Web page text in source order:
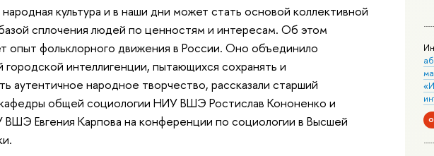
культура и в наши дни может стать основой коллективной
сплочения людей по ценностям и интересам. Об этом
опыт фольклорного движения в России. Оно объединило
городской интеллигенции, пытающихся сохранять и
аутентичное народное творчество, рассказали старший
общей социологии НИУ ВШЭ Ростислав Кононенко и
ВШЭ Евгения Карпова на конференции по социологии в Высшей